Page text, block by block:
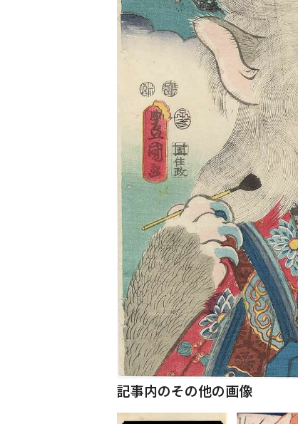
記事内のその他の画像